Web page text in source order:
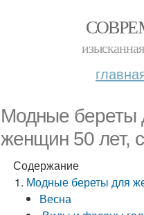
Модные береты
женщин 50 лет,
Содержание
Модные береты для
Весна